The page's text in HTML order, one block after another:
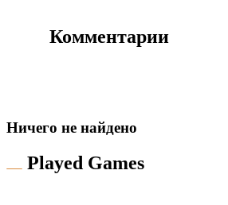
Комментарии
Hичего не найдено
Played Games